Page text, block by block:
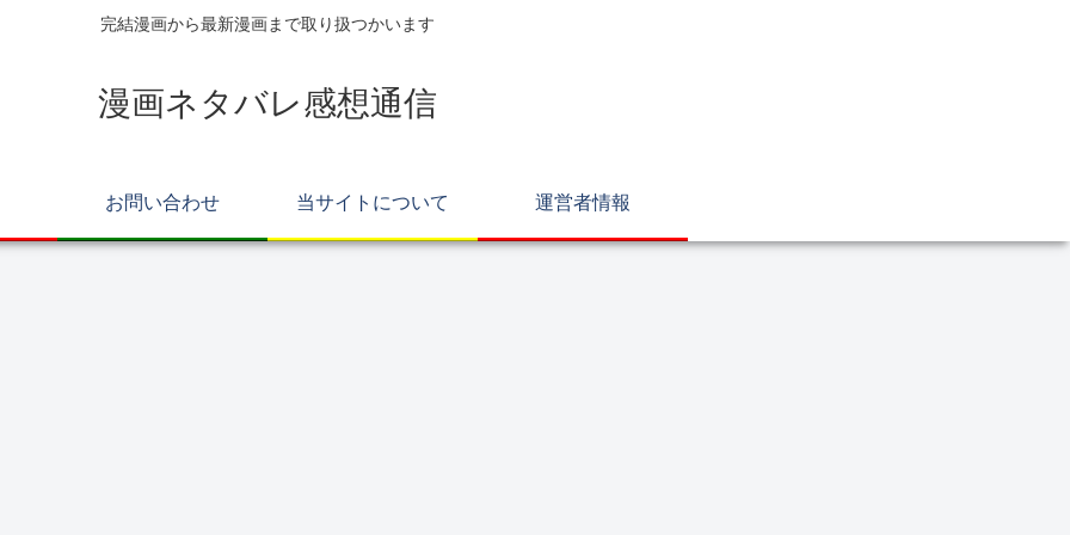
完結漫画から最新漫画まで取り扱つかいます
漫画ネタバレ感想通信
お問い合わせ 当サイトについて 運営者情報